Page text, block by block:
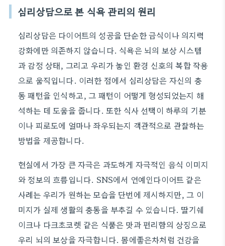
심리상담으로 본 식욕 관리의 원리
심리상담은 다이어트의 성공을 단순한 금식이나 의지력
강화에만 의존하지 않습니다. 식욕은 뇌의 보상 시스템
과 감정 상태, 그리고 우리가 놓인 환경 신호의 복합 작용
으로 움직입니다. 이러한 점에서 심리상담은 자신의 충
동 패턴을 인식하고, 그 패턴이 어떻게 형성되었는지 해
석하는 데 도움을 줍니다. 또한 식사 선택이 하루의 기분
이나 피로도에 얼마나 좌우되는지 객관적으로 관찰하는
방법을 제공합니다.
현실에서 가장 큰 자극은 과도하게 자극적인 음식 이미지
와 정보의 흐름입니다. SNS에서 연예인다이어트 같은
사례는 우리가 원하는 모습을 단번에 제시하지만, 그 이
미지가 실제 생활의 충동을 부추길 수 있습니다. 딸기쉐
이크나 다크초코렛 같은 식품은 맛과 편리함의 상징으로
우리 뇌의 보상을 자극합니다. 몸에좋은차처럼 건강을